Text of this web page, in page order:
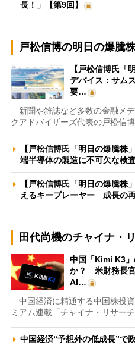
長！」【第9回】
戸松信博の明日の爆騰
【戸松信博氏「
デバイス：サム
要…
新聞や雑誌など多数の金融メ
クアドバイザーズ代表の戸松信
【戸松信博氏「明日の爆騰株
端半導体の製造に不可欠な検
【戸松信博氏「明日の爆騰株
えるキープレーヤー 成長の
田代尚機のチャイナ・
中国「Kimi K3
か？ 米財務長官
AI…
中国経済に精通する中国株投
ミアム連載「チャイナ・リサー
中国経済“予想外の低成長”